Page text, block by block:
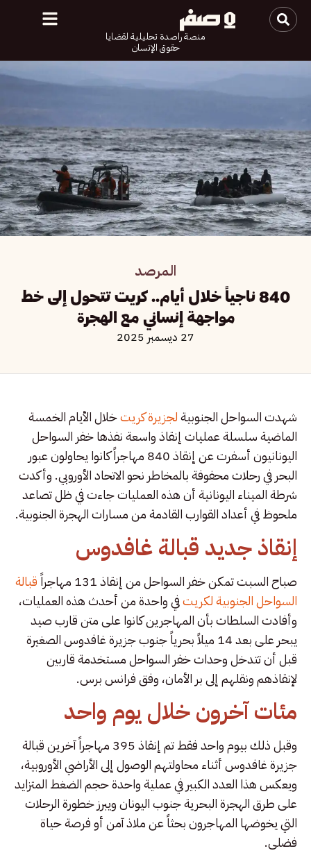
منصة راصدة تحليلية لقضايا
حقوق الإنسان
المرصد
840 ناجياً خلال أيام.. كريت تتحول إلى خط
مواجهة إنساني مع الهجرة
27 ديسمبر 2025
شهدت السواحل الجنوبيةلجزيرة كريتخلال الأيام الخمسة
الماضية سلسلة عمليات إنقاذ واسعة نفذها خفر السواحل
اليونانيون أسفرت عن إنقاذ 840 مهاجراً كانوا يحاولون عبور
البحر في رحلات محفوفة بالمخاطر نحو الاتحاد الأوروبي. وأكدت
شرطة الميناء اليونانية أن هذه العمليات جاءت في ظل تصاعد
ملحوظ في أعداد القوارب القادمة من مسارات الهجرة الجنوبية.
إنقاذ جديد قبالة غافدوس
صباح السبت تمكن خفر السواحل من إنقاذ 131 مهاجراً
قبالة
السواحل الجنوبية لكريتفي واحدة من أحدث هذه العمليات،
وأفادت السلطات بأن المهاجرين كانوا على متن قارب صيد
يبحر على بعد 14 ميلاً بحرياً جنوب جزيرة غافدوس الصغيرة
قبل أن تتدخل وحدات خفر السواحل مستخدمة قاربين
لإنقاذهم ونقلهم إلى بر الأمان، وفق فرانس برس.
مئات آخرون خلال يوم واحد
وقبل ذلك بيوم واحد فقط تم إنقاذ 395 مهاجراً آخرين قبالة
جزيرة غافدوس أثناء محاولتهم الوصول إلى الأراضي الأوروبية،
ويعكس هذا العدد الكبير في عملية واحدة حجم الضغط المتزايد
على طرق الهجرة البحرية جنوب اليونان ويبرز خطورة الرحلات
التي يخوضها المهاجرون بحثاً عن ملاذ آمن أو فرصة حياة
فضلى.